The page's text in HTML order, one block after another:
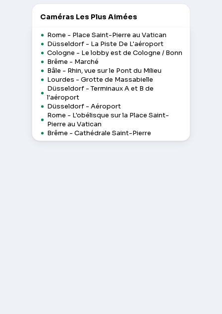
Caméras Les Plus Aimées
Rome - Place Saint-Pierre au Vatican
Düsseldorf - La Piste De L'aéroport
Cologne - Le lobby est de Cologne / Bonn
Brême - Marché
Bâle - Rhin, vue sur le Pont du Milieu
Lourdes - Grotte de Massabielle
Düsseldorf - Terminaux A et B de
l'aéroport
Düsseldorf - Aéroport
Rome - L'obélisque sur la Place Saint-
Pierre au Vatican
Brême - Cathédrale Saint-Pierre